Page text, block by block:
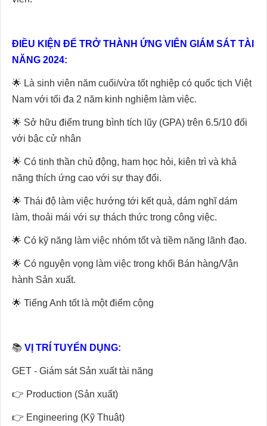
ĐIỀU KIỆN ĐỂ TRỞ THÀNH ỨNG VIÊN GIÁM SÁT TÀI
NĂNG 2024:
🌟 Là sinh viên năm cuối/vừa tốt nghiệp có quốc tịch Việt
Nam với tối đa 2 năm kinh nghiệm làm việc.
🌟 Sở hữu điểm trung bình tích lũy (GPA) trên 6.5/10 đối
với bậc cử nhân
🌟 Có tinh thần chủ động, ham học hỏi, kiên trì và khả
năng thích ứng cao với sự thay đổi.
🌟 Thái độ làm việc hướng tới kết quả, dám nghĩ dám
làm, thoải mái với sự thách thức trong công việc.
🌟 Có kỹ năng làm việc nhóm tốt và tiềm năng lãnh đạo.
🌟 Có nguyện vọng làm việc trong khối Bán hàng/Vận
hành Sản xuất.
🌟 Tiếng Anh tốt là một điểm cộng
📚 VỊ TRÍ TUYỂN DỤNG:
GET - Giám sát Sản xuất tài năng
👉 Production (Sản xuất)
👉 Engineering (Kỹ Thuật)